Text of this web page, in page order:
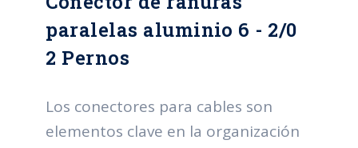
paralelas aluminio 6 - 2/0
2 Pernos
Los conectores para cables son
elementos clave en la organización